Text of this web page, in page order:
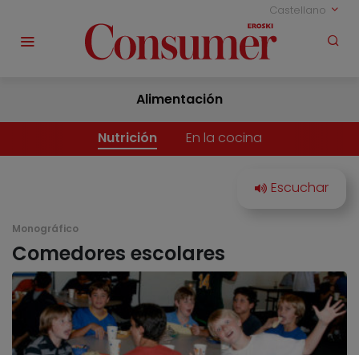
Castellano
Alimentación
Nutrición En la cocina
Monográfico
Comedores escolares